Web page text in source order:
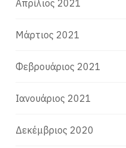
Απρίλιος 2021
Μάρτιος 2021
Φεβρουάριος 2021
Ιανουάριος 2021
Δεκέμβριος 2020